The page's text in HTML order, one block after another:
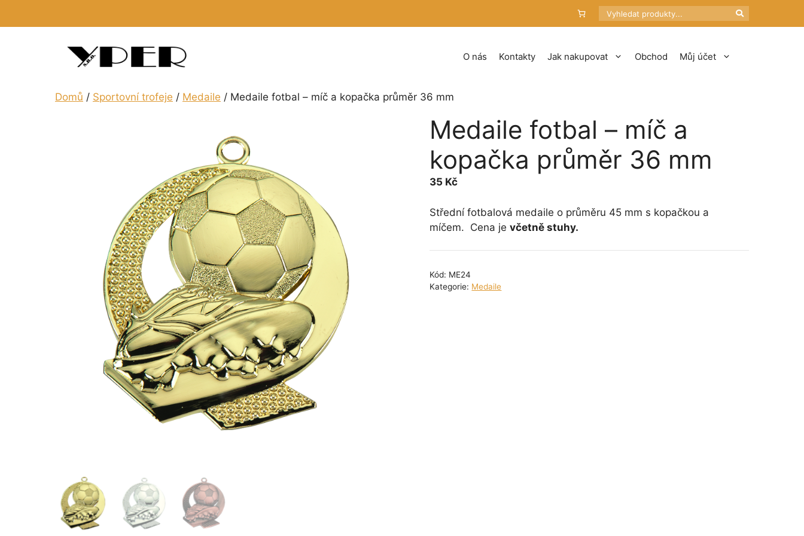
Hledat
O nás Kontakty Jak nakupovat Obchod Můj účet
Domů / Sportovní trofeje / Medaile / Medaile fotbal – míč a kopačka průměr 36 mm
Medaile fotbal – míč a
kopačka průměr 36 mm
35 Kč
Střední fotbalová medaile o průměru 45 mm s kopačkou a
míčem. Cena jevčetně stuhy.
Kód: ME24
Kategorie: Medaile